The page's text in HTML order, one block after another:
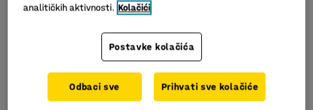
analitičkih aktivnosti. Kolačići
Postavke kolačića
Odbaci sve Prihvati sve kolačiće